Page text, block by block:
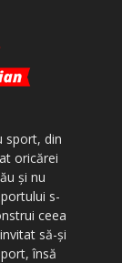
sport, din
oricărei
şi nu
s-
ceea
să-şi
însă